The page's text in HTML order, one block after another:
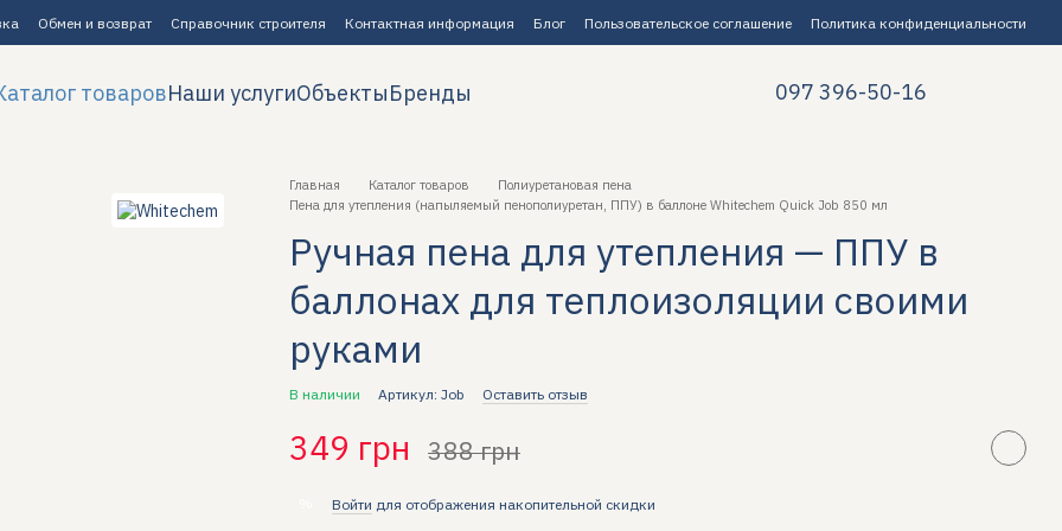
Обмен и возврат Справочник строителя Контактная информация Блог Пользовательское соглашение Политика конфиденциальности
товаровНаши услугиОбъектыБренды 097 396-50-16
Главная Каталог товаров
Полиуретановая пена
Пена для утепления (напыляемый пенополиуретан, ППУ) в баллоне Whitechem Quick Job 850 мл
Ручная пена для утепления — ППУ в
баллонах для теплоизоляции своими
руками
В наличии Артикул: Job Оставить отзыв
349 грн 388 грн
Войти для отображения накопительной скидки